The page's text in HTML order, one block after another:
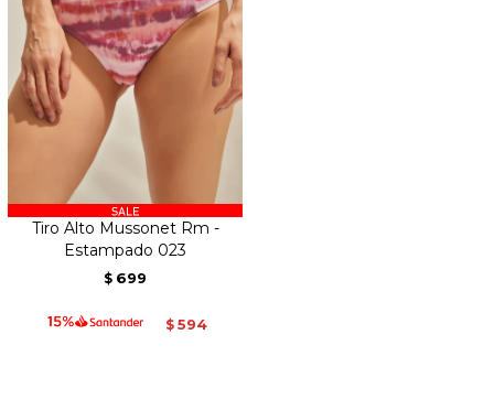
Tiro Alto Mussonet Rm -
Estampado 023
$ 699
$ 594